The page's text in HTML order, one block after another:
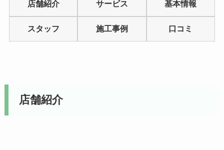
out
5
店舗紹介 サービス 基本情報
スタッフ 施工事例 口コミ
店舗紹介